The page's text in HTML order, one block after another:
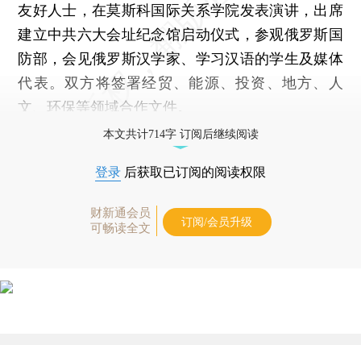
友好人士，在莫斯科国际关系学院发表演讲，出席
建立中共六大会址纪念馆启动仪式，参观俄罗斯国
防部，会见俄罗斯汉学家、学习汉语的学生及媒体
代表。双方将签署经贸、能源、投资、地方、人
文、环保等领域合作文件。
本文共计714字 订阅后继续阅读
登录 后获取已订阅的阅读权限
财新通会员
可畅读全文
订阅/会员升级